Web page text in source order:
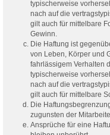
typischerweise
nach auf die
gilt auch für mittelbare
Gewinn.
Die Haftung ist
von Leben, Körper und
fahrlässigem Verhalten
typischerweise
nach auf die
gilt auch für mittelbare
Die
zugunsten der
Ansprüche für eine